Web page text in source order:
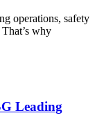
operations, safety
why
Leading